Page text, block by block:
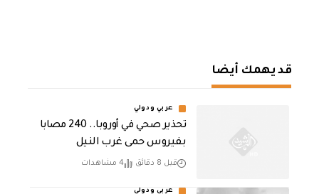
قد يهمك أيضا
عربي ودولي
تحذير صحي في أوروبا.. 240 مصابا
بفيروس حمى غرب النيل
قبل 8 دقائق 4 مشاهدات
عربي ودولي